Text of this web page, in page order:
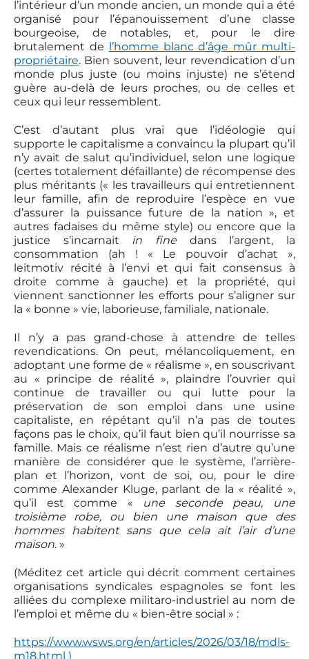
l’intérieur d’un monde ancien, un monde qui a été
organisé pour l’épanouissement d’une classe
bourgeoise, de notables, et, pour le dire
brutalement de
l’homme blanc d’âge mûr multi-
propriétaire. Bien souvent, leur revendication d’un
monde plus juste (ou moins injuste) ne s’étend
guère au-delà de leurs proches, ou de celles et
ceux qui leur ressemblent.
C’est d’autant plus vrai que l’idéologie qui
supporte le capitalisme a convaincu la plupart qu’il
n’y avait de salut qu’individuel, selon une logique
(certes totalement défaillante) de récompense des
plus méritants (« les travailleurs qui entretiennent
leur famille, afin de reproduire l’espèce en vue
d’assurer la puissance future de la nation », et
autres fadaises du même style) ou encore que la
justice s’incarnait in finedans l’argent, la
consommation (ah ! « Le pouvoir d’achat »,
leitmotiv récité à l’envi et qui fait consensus à
droite comme à gauche) et la propriété, qui
viennent sanctionner les efforts pour s’aligner sur
la « bonne » vie, laborieuse, familiale, nationale.
Il n’y a pas grand-chose à attendre de telles
revendications. On peut, mélancoliquement, en
adoptant une forme de « réalisme », en souscrivant
au « principe de réalité », plaindre l’ouvrier qui
continue de travailler ou qui lutte pour la
préservation de son emploi dans une usine
capitaliste, en répétant qu’il n’a pas de toutes
façons pas le choix, qu’il faut bien qu’il nourrisse sa
famille. Mais ce réalisme n’est rien d’autre qu’une
manière de considérer que le système, l’arrière-
plan et l’horizon, vont de soi, ou, pour le dire
comme Alexander Kluge, parlant de la « réalité »,
qu’il est comme « une seconde peau, une
troisième robe, ou bien une maison que des
hommes habitent sans que cela ait l’air d’une
maison. »
(Méditez cet article qui décrit comment certaines
organisations syndicales espagnoles se font les
alliées du complexe militaro-industriel au nom de
l’emploi et même du « bien-être social » :
https://www.wsws.org/en/articles/2026/03/18/mdls-
m18.html )